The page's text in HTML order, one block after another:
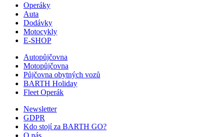
Operáky
Auta
Dodávky
Motocykly
E-SHOP
Autopůjčovna
Motopůjčovna
Půjčovna obytných vozů
BARTH Holiday
Fleet Operák
Newsletter
GDPR
Kdo stojí za BARTH GO?
O nás